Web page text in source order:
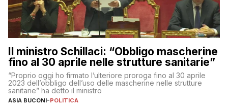
Il ministro Schillaci: “Obbligo mascherine
fino al 30 aprile nelle strutture sanitarie”
“Proprio oggi ho firmato l’ulteriore proroga fino al 30 aprile
2023 dell’obbligo dell’uso delle mascherine nelle strutture
sanitarie” ha detto il ministro
ASIA BUCONI-POLITICA